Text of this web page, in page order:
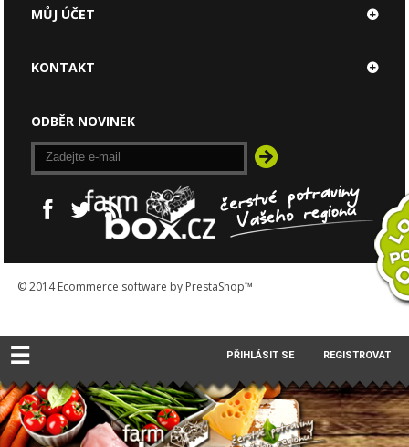
© 2014Ecommerce software by PrestaShop™
MŮJ ÚČET
KONTAKT
ODBĚR NOVINEK
☰ PŘIHLÁSIT SE REGISTROVAT